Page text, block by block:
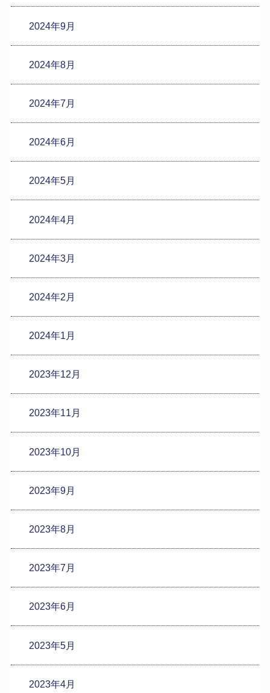
2024年9月
2024年8月
2024年7月
2024年6月
2024年5月
2024年4月
2024年3月
2024年2月
2024年1月
2023年12月
2023年11月
2023年10月
2023年9月
2023年8月
2023年7月
2023年6月
2023年5月
2023年4月